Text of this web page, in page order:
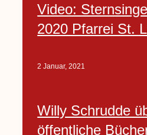
Video:
2020 Pfarrei St.
2 Januar, 2021
Willy Schrudde
öffentliche